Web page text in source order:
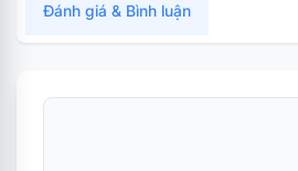
Đánh giá & Bình luận